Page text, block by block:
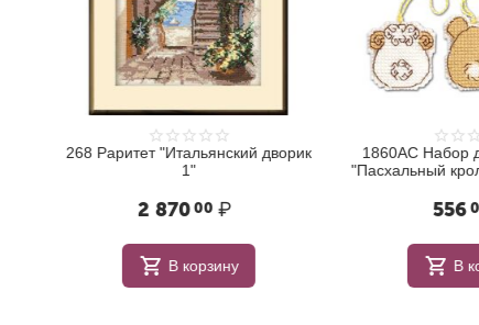
268 Раритет "Итальянский дворик
2 87000 ₽
В корзину
1860АС Набор
"Пасхальный
55600
В